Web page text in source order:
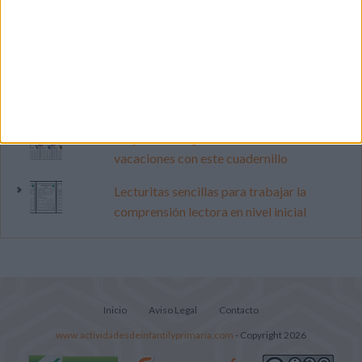
vacaciones con este cuadernillo
Lecturitas sencillas para trabajar la
comprensión lectora en nivel inicial
Inicio Aviso Legal Contacto
www.actividadesdeinfantilyprimaria.com - Copyright 2026